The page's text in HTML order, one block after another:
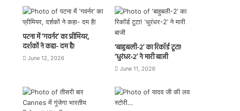
पटना में ‘गवर्नर’ का प्रीमियर,
दर्शकों ने कहा- दम है!
June 12, 2026
‘बाहुबली-2’ का रिकॉर्ड टूटा!
‘धुरंधर-2’ ने मारी बाजी
June 11, 2026